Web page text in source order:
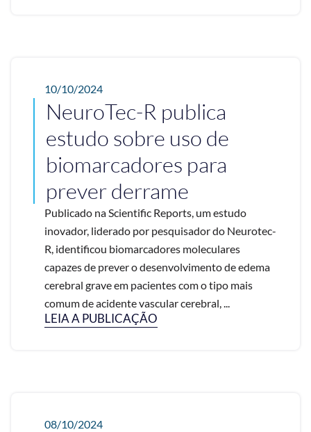
10/10/2024
NeuroTec-R publica
estudo sobre uso de
biomarcadores para
prever derrame
Publicado na Scientific Reports, um estudo
inovador, liderado por pesquisador do Neurotec-
R, identificou biomarcadores moleculares
capazes de prever o desenvolvimento de edema
cerebral grave em pacientes com o tipo mais
comum de acidente vascular cerebral, ...
LEIA A PUBLICAÇÃO
08/10/2024